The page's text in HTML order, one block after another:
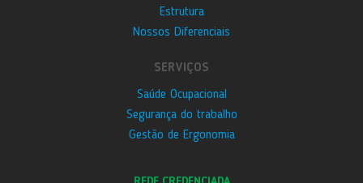
Estrutura
Nossos Diferenciais
SERVIÇOS
Saúde Ocupacional
Segurança do trabalho
Gestão de Ergonomia